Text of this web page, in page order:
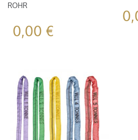
ROHR
0,00 €